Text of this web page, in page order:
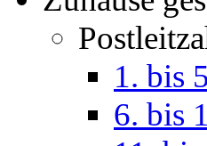
1. bis
6. bis